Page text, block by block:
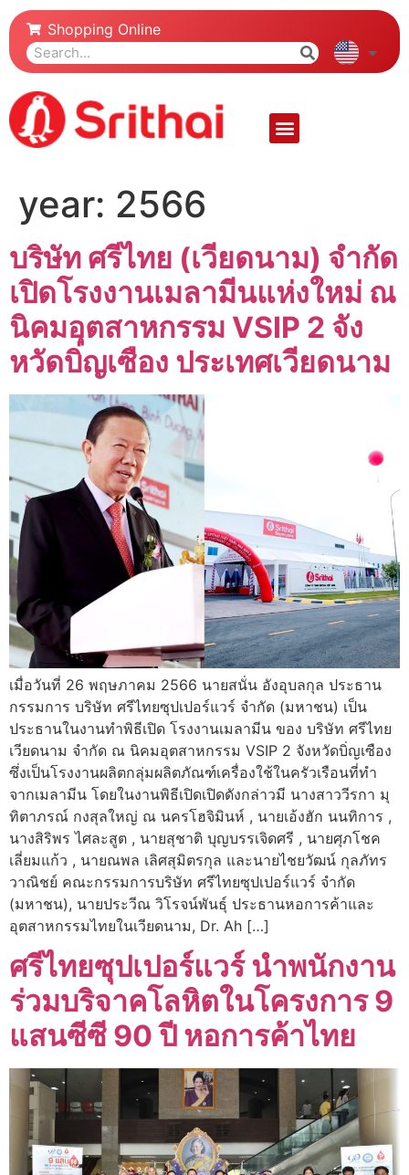
Shopping Online
year: 2566
บริษัท ศรีไทย (เวียดนาม) จำกัด
เปิดโรงงานเมลามีนแห่งใหม่ ณ
นิคมอุตสาหกรรม VSIP 2 จัง
หวัดบิ่ญเซือง ประเทศเวียดนาม
เมื่อวันที่ 26 พฤษภาคม 2566 นายสนั่น อังอุบลกุล ประธาน
กรรมการ บริษัท ศรีไทยซุปเปอร์แวร์ จำกัด (มหาชน) เป็น
ประธานในงานทำพิธีเปิด โรงงานเมลามีน ของ บริษัท ศรีไทย
เวียดนาม จำกัด ณ นิคมอุตสาหกรรม VSIP 2 จังหวัดบิ่ญเซือง
ซึ่งเป็นโรงงานผลิตกลุ่มผลิตภัณฑ์เครื่องใช้ในครัวเรือนที่ทำ
จากเมลามีน โดยในงานพิธีเปิดเปิดดังกล่าวมี นางสาววีรกา มุ
ทิตาภรณ์ กงสุลใหญ่ ณ นครโฮจิมินห์ , นายเอ้งฮัก นนทิการ ,
นางสิริพร ไศละสูต , นายสุชาติ บุญบรรเจิดศรี , นายศุภโชค
เลี่ยมแก้ว , นายณพล เลิศสุมิตรกุล และนายไชยวัฒน์ กุลภัทร
วาณิชย์ คณะกรรมการบริษัท ศรีไทยซุปเปอร์แวร์ จำกัด
(มหาชน), นายประวีณ วิโรจน์พันธุ์ ประธานหอการค้าและ
อุตสาหกรรมไทยในเวียดนาม, Dr. Ah […]
ศรีไทยซุปเปอร์แวร์ นำพนักงาน
ร่วมบริจาคโลหิตในโครงการ 9
แสนซีซี 90 ปี หอการค้าไทย